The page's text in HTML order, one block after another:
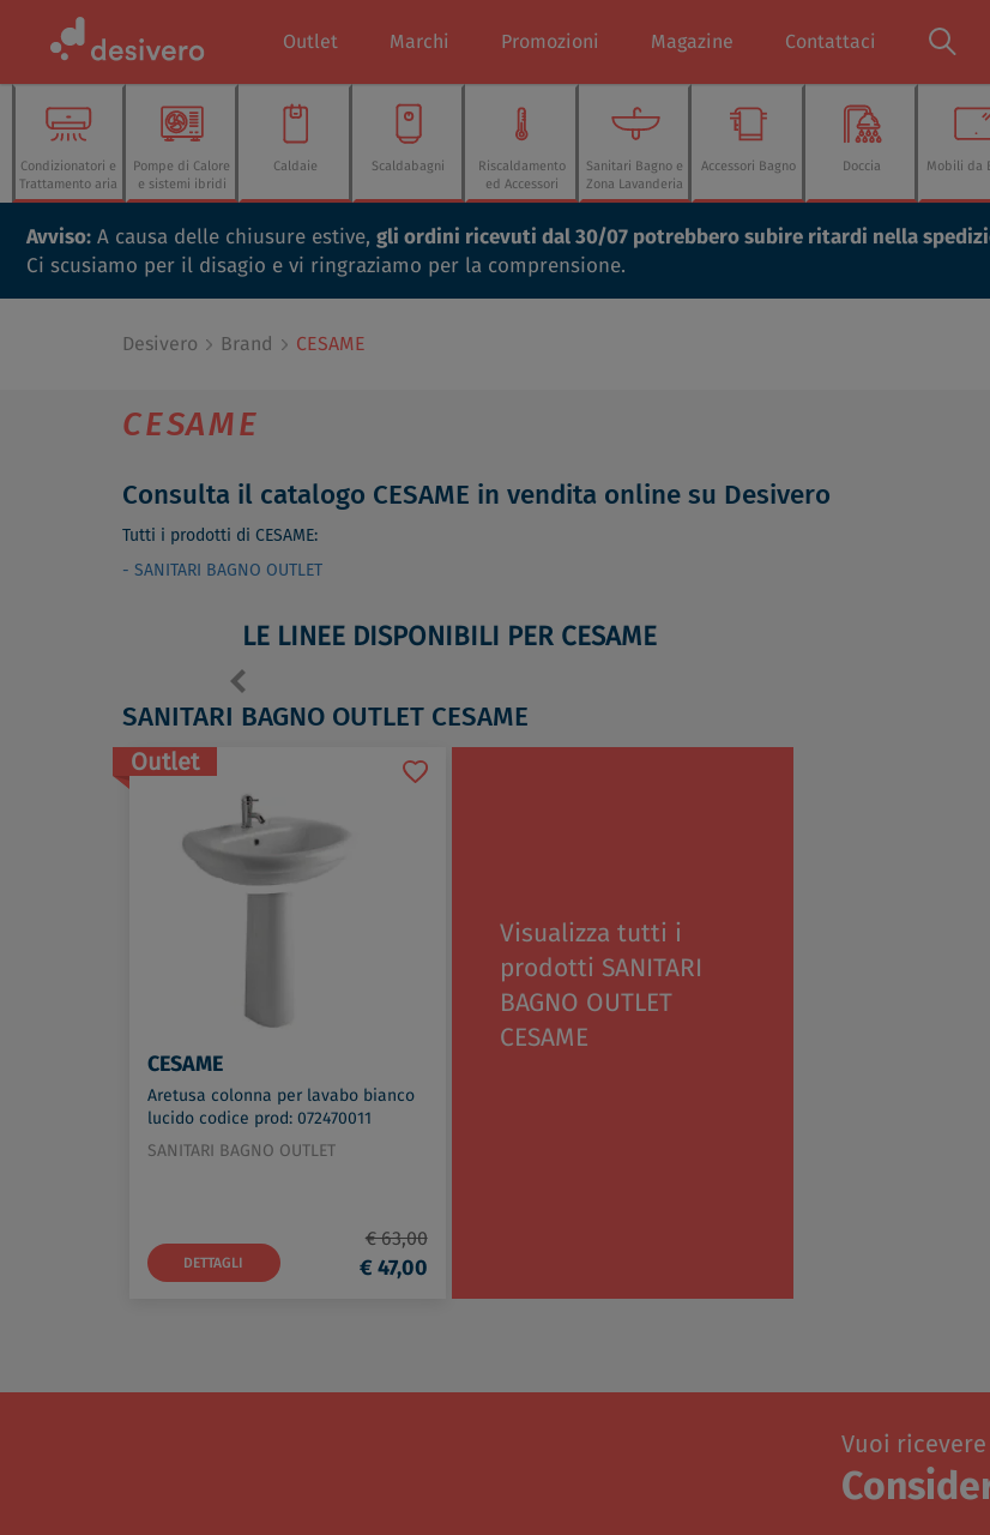
Outlet Marchi Promozioni Magazine Contattaci
Condizionatori e
Trattamento aria
Pompe di Calore
e sistemi ibridi
Caldaie Scaldabagni
Riscaldamento
ed Accessori
Sanitari Bagno e
Zona Lavanderia
Accessori Bagno Doccia Mobili da
Avviso: A causa delle chiusure estive, gli ordini ricevuti dal 30/07 potrebbero subire ritardi nella
Ci scusiamo per il disagio e vi ringraziamo per la comprensione.
Desivero Brand CESAME
CESAME
Consulta il catalogo CESAME in vendita online su Desivero
Tutti i prodotti di CESAME:
- SANITARI BAGNO OUTLET
LE LINEE DISPONIBILI PER CESAME
SANITARI BAGNO OUTLET CESAME
Outlet
CESAME
Aretusa colonna per lavabo bianco
lucido codice prod: 072470011
SANITARI BAGNO OUTLET
DETTAGLI
€ 63,00
€ 47,00
Visualizza tutti i
prodotti SANITARI
BAGNO OUTLET
CESAME
Vuoi